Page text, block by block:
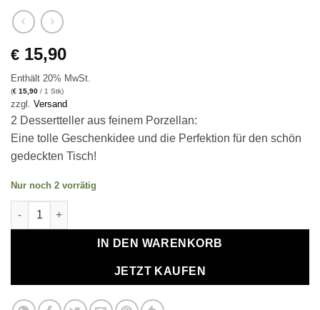
€ 15,90
Enthält 20% MwSt.
(€ 15,90 / 1 Stk)
zzgl. Versand
2 Dessertteller aus feinem Porzellan:
Eine tolle Geschenkidee und die Perfektion für den schön
gedeckten Tisch!
Nur noch 2 vorrätig
Dessertteller "Jazz" Menge
IN DEN WARENKORB
JETZT KAUFEN